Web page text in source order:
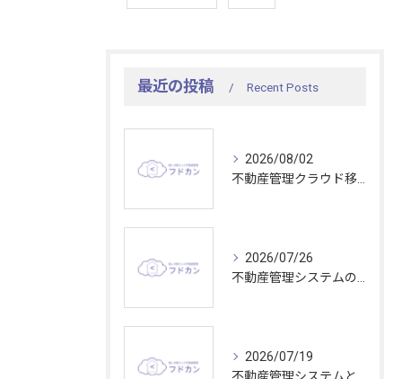
最近の投稿 Recent Posts
2026/08/02
2026/07/26
2026/07/19